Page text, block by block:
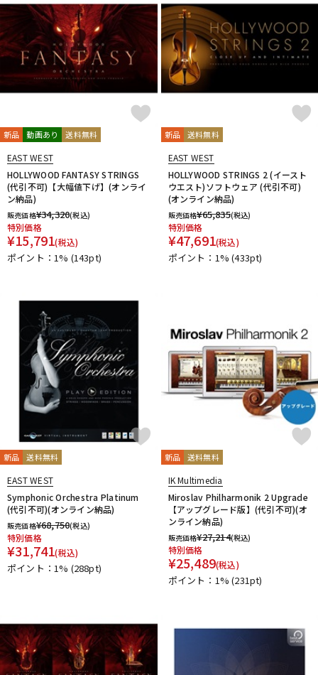
中古 ヴィンテージ
GARRITAN
GATOR Frameworks
GRACE design
HEAVYOCITY
HEiL SOUND HERCULES
ICON
iConnectivity
IK Multimedia
Ikebe Original
IMAGE LINE SOFTWARE
Inspired Acoustics
INTERNET
iZotope
KAWAII FUTURESAMPLES
Klevgrand
KORG LEWITT Lexicon
moog
Native Instruments
Nektar Technology
NEUMANN NOVATION Nugen Audio
O-R
OVERLOUD Oyaide PG Music
Pitch Innovations
Plugin Alliance
Positive Grid
PreSonus
PrismSound
PROJECT SAM Prominy
Radial
SANWA SUPPLY SENNHEISER
SLATE AUDIO
SlateDigital Softube
Sonarworks
Sonic Studio
Sonnox SoundToys
SPECTRASONICS
SSL(Solid State Logic)
Steinberg
Steven Slate Audio
stokyo
STREZOV SAMPLING Studiologic
SynchroArts
SYNTHOGY
tc electronic
Teenage Engineering
TOONTRACK
Tracktion TRUE DYNA
U-Z
UDG u-he（ユーヒー）
Universal Audio
unknown
UVI Vengeance Sound VI Labs
VIENNA
Vital Arts
Waldorf Wave Machine Labs
WaveDNA
WAVES
Whirlwind XFER RECORDS xlnaudio
YAMAHA
ZAOR
他
RELAB Development
新品 動画あり 送料無料
EAST WEST
HOLLYWOOD FANTASY STRINGS
(代引不可)【大幅値下げ】(オンライ
ン納品)
販売価格¥34,320(税込)
特別価格
¥15,791(税込)
ポイント：1% (143pt)
新品 送料無料
EAST WEST
HOLLYWOOD STRINGS 2 (イースト
ウエスト)ソフトウェア (代引不可)
(オンライン納品)
販売価格¥65,835(税込)
特別価格
¥47,691(税込)
ポイント：1%(433pt)
新品 送料無料
EAST WEST
Symphonic Orchestra Platinum
(代引不可)(オンライン納品)
販売価格¥68,750(税込)
特別価格
¥31,741(税込)
ポイント：1% (288pt)
新品 送料無料
IK Multimedia
Miroslav Philharmonik 2 Upgrade
【アップグレード版】(代引不可)(オ
ンライン納品)
販売価格¥27,214(税込)
特別価格
¥25,489(税込)
ポイント：1%(231pt)